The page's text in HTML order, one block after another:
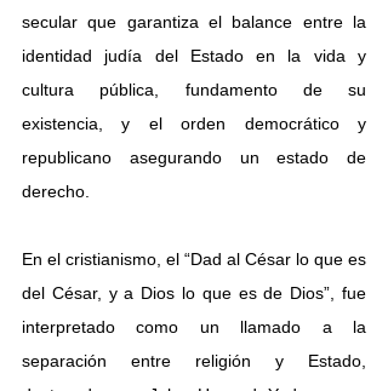
secular que garantiza el balance entre la
identidad judía del Estado en la vida y
cultura pública, fundamento de su
existencia, y el orden democrático y
republicano asegurando un estado de
derecho.
En el cristianismo, el “Dad al César lo que es
del César, y a Dios lo que es de Dios”, fue
interpretado como un llamado a la
separación entre religión y Estado,